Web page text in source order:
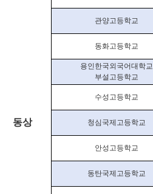
동상
관양고등학교
동화고등학교
용인한국외국어대학교
부설고등학교
수성고등학교
청심국제고등학교
안성고등학교
동탄국제고등학교